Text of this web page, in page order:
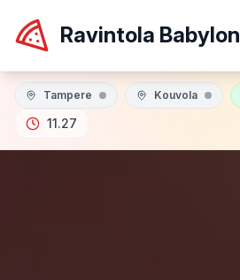
Ravintola Babylon
Tampere Kouvola
11.27